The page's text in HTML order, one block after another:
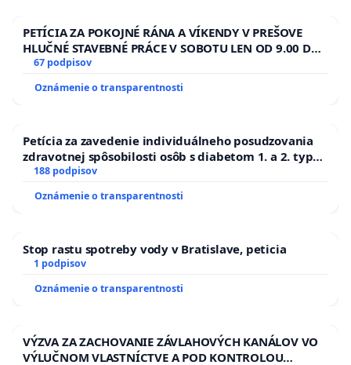
PETÍCIA ZA POKOJNÉ RÁNA A VÍKENDY V PREŠOVE
HLUČNÉ STAVEBNÉ PRÁCE V SOBOTU LEN OD 9.00 DO
13.00 HOD., CEZ PRACOVNÝ TÝŽDEŇ CIEĽ 8.00 – 18.00
ĎUMBIERSKEJ/MAGU
67 podpisov
Oznámenie o transparentnosti
Petícia za zavedenie individuálneho posudzovania
zdravotnej spôsobilosti osôb s diabetom 1. a 2. typu
pri prijímaní do Policajného zboru SR
188 podpisov
Oznámenie o transparentnosti
Stop rastu spotreby vody v Bratislave, peticia
1 podpisov
Oznámenie o transparentnosti
VÝZVA ZA ZACHOVANIE ZÁVLAHOVÝCH KANÁLOV VO
VÝLUČNOM VLASTNÍCTVE A POD KONTROLOU